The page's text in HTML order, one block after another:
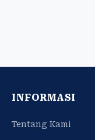
INFORMASI
Tentang Kami